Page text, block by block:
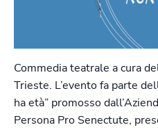
Commedia teatrale a cura
Trieste. L’evento fa parte
ha età” promosso
Persona Pro Senectute,